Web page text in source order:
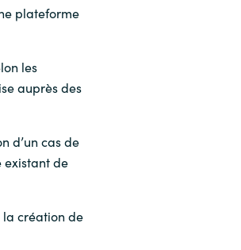
plateforme
les
auprès des
d’un cas de
existant de
création de